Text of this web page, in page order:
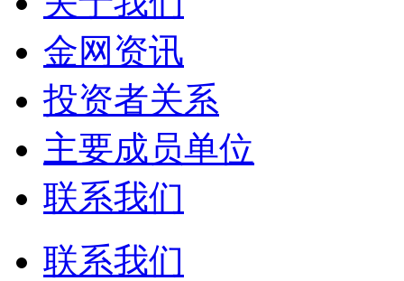
金网资讯
投资者关系
主要成员单位
联系我们
联系我们